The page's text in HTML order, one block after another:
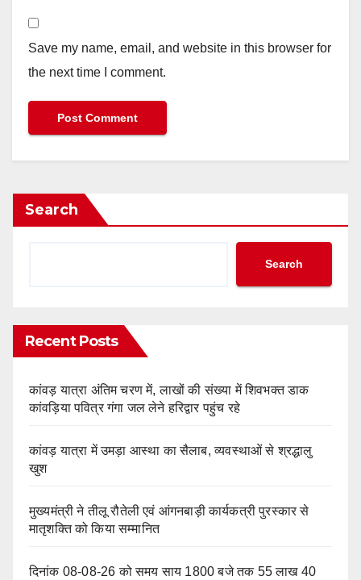
Save my name, email, and website in this browser for
the next time I comment.
Search
Search
Recent Posts
कांवड़ यात्रा अंतिम चरण में, लाखों की संख्या में शिवभक्त डाक
कांवड़िया पवित्र गंगा जल लेने हरिद्वार पहुंच रहे
कांवड़ यात्रा में उमड़ा आस्था का सैलाब, व्यवस्थाओं से श्रद्धालु
खुश
मुख्यमंत्री ने तीलू रौतेली एवं आंगनबाड़ी कार्यकत्री पुरस्कार से
मातृशक्ति को किया सम्मानित
दिनांक 08-08-26 को समय साय 1800 बजे तक 55 लाख 40